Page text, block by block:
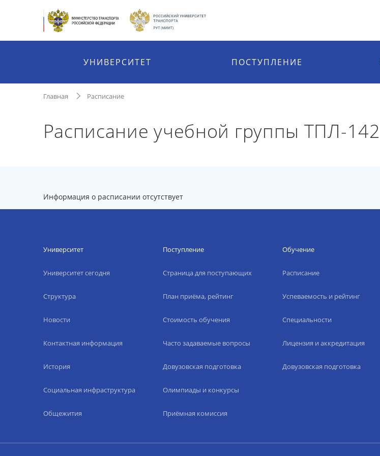
УНИВЕРСИТЕТ ПОСТУПЛЕНИЕ
Главная Расписание
Расписание учебной группы ТПЛ-142
Информация о расписании отсутствует
Университет
Университет сегодня
Структура
Новости
Контактная информация
История
Социальная инфраструктура
Общежития
Поступление
Страница для поступающих
План приёма, рейтинг
Стоимость обучения
Часто задаваемые вопросы
Довузовская подготовка
Олимпиады и конкурсы
Приёмная комиссия
Обучение
Расписание
Успеваемость и рейтинг
Специальности
Лицензия и аккредитация
Довузовская подготовка